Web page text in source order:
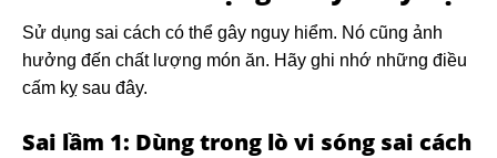
Sử dụng sai cách có thể gây nguy hiểm. Nó cũng ảnh
hưởng đến chất lượng món ăn. Hãy ghi nhớ những điều
cấm kỵ sau đây.
Sai lầm 1: Dùng trong lò vi sóng sai cách